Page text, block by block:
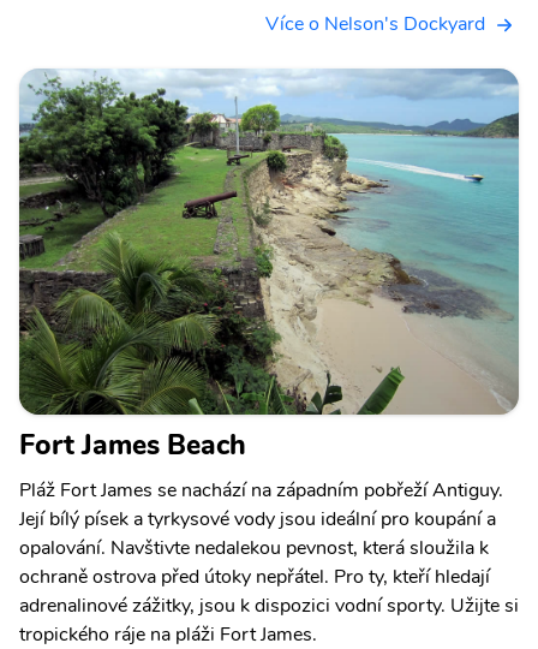
Více o Nelson's Dockyard
Fort James Beach
Pláž Fort James se nachází na západním pobřeží Antiguy.
Její bílý písek a tyrkysové vody jsou ideální pro koupání a
opalování. Navštivte nedalekou pevnost, která sloužila k
ochraně ostrova před útoky nepřátel. Pro ty, kteří hledají
adrenalinové zážitky, jsou k dispozici vodní sporty. Užijte si
tropického ráje na pláži Fort James.